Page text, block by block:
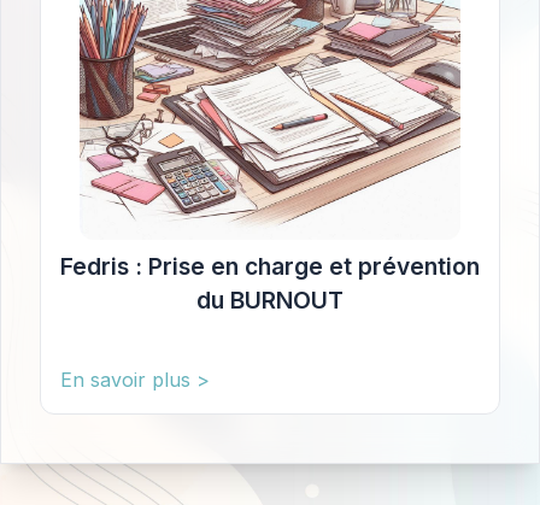
Fedris : Prise en charge et prévention
du BURNOUT
En savoir plus >